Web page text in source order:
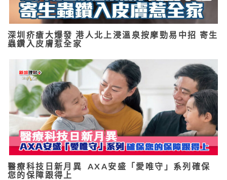
深圳疥瘡大爆發 港人北上浸溫泉按摩勁易中招 寄生
蟲鑽入皮膚惹全家
醫療科技日新月異 AXA安盛「愛唯守」系列確保
您的保障跟得上